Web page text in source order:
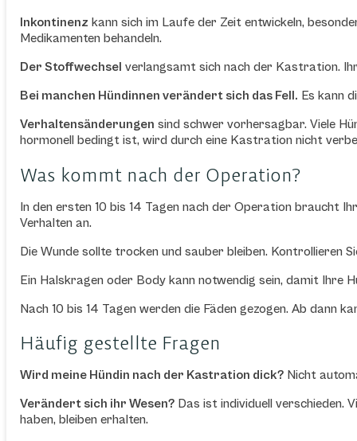
Inkontinenz kann sich im Laufe der Zeit entwickeln,
Medikamenten behandeln.
Der Stoffwechsel verlangsamt sich nach der Kastration.
Bei manchen Hündinnen verändert sich das Fell. Es kann
Verhaltensänderungen sind schwer vorhersagbar. Viele
hormonell bedingt ist, wird durch eine Kastration nicht
Was kommt nach der Operation?
In den ersten 10 bis 14 Tagen nach der Operation braucht
Verhalten an.
Die Wunde sollte trocken und sauber bleiben. Kontrollieren
Ein Halskragen oder Body kann notwendig sein, damit Ihre
Nach 10 bis 14 Tagen werden die Fäden gezogen. Ab dann
Häufig gestellte Fragen
Wird meine Hündin nach der Kastration dick? Nicht
Verändert sich ihr Wesen? Das ist individuell verschieden.
haben, bleiben erhalten.